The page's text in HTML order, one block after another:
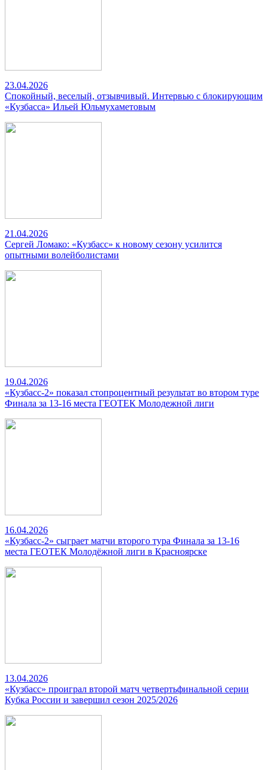
23.04.2026
Спокойный, веселый, отзывчивый. Интервью с блокирующим
«Кузбасса» Ильей Юльмухаметовым
21.04.2026
Сергей Ломако: «Кузбасс» к новому сезону усилится
опытными волейболистами
19.04.2026
«Кузбасс-2» показал стопроцентный результат во втором туре
Финала за 13-16 места ГЕОТЕК Молодежной лиги
16.04.2026
«Кузбасс-2» сыграет матчи второго тура Финала за 13-16
места ГЕОТЕК Молодёжной лиги в Красноярске
13.04.2026
«Кузбасс» проиграл второй матч четвертьфинальной серии
Кубка России и завершил сезон 2025/2026